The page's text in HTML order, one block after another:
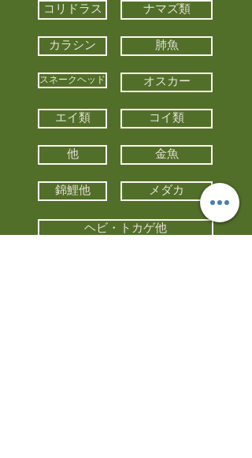
コリドラス ナマズ類
カラシン 肺魚
スネークヘッド オスカー
エイ類 コイ類
他 金魚
錦鯉他 メダカ
ヘビ・トカゲ他